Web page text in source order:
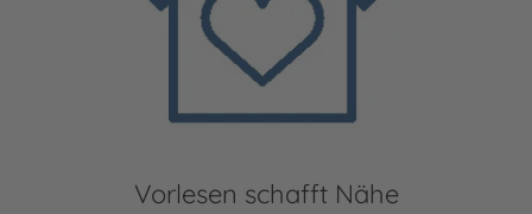
Vorlesen schafft Nähe